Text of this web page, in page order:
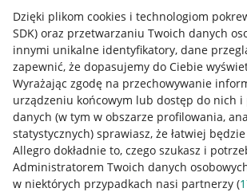
Dzięki plikom cookies i technologiom
SDK) oraz przetwarzaniu Twoich danych
innymi unikalne identyfikatory, dane
zapewnić, że dopasujemy do Ciebie
Wyrażając zgodę na przechowywanie
urządzeniu końcowym lub dostęp do nich
danych (w tym w obszarze profilowania,
statystycznych) sprawiasz, że łatwiej
Allegro dokładnie to, czego szukasz i
Administratorem Twoich danych
w niektórych przypadkach nasi partnerzy (